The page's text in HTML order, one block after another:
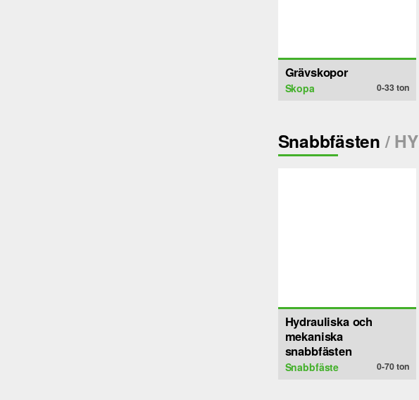
Grävskopor
Skopa 0-33ton
Snabbfästen /
Hydrauliska och
mekaniska
snabbfästen
Snabbfäste 0-70ton